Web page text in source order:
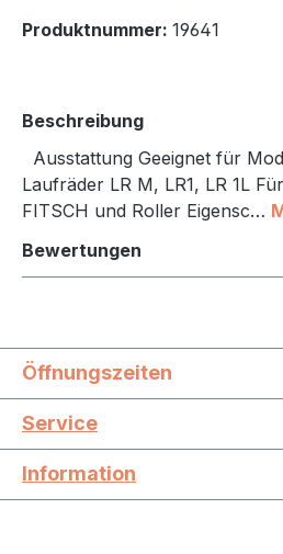
Produktnummer: 19641
Beschreibung
Ausstattung Geeignet für
Laufräder LR M, LR1, LR 1L
FITSCH und Roller Eigensc…
Bewertungen
Öffnungszeiten
Service
Information